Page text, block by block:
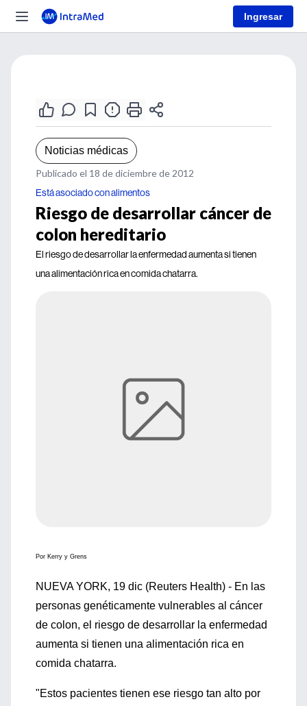
Ingresar
Noticias médicas
Publicado el 18 de diciembre de 2012
Está asociado con alimentos
Riesgo de desarrollar cáncer de
colon hereditario
El riesgo de desarrollar la enfermedad aumenta si tienen
una alimentación rica en comida chatarra.
Por Kerry y Grens
NUEVA YORK, 19 dic (Reuters Health) - En las
personas genéticamente vulnerables al cáncer
de colon, el riesgo de desarrollar la enfermedad
aumenta si tienen una alimentación rica en
comida chatarra.
"Estos pacientes tienen ese riesgo tan alto por